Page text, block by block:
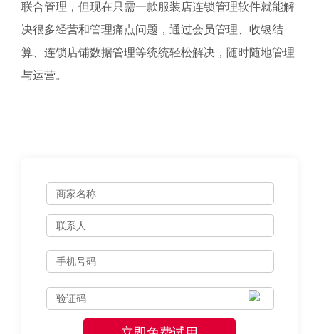
联合管理，但现在只需一款服装店连锁管理软件就能解
决很多经营和管理痛点问题，通过会员管理、收银结
算、连锁店铺数据管理等统统轻松解决，随时随地管理
与运营。